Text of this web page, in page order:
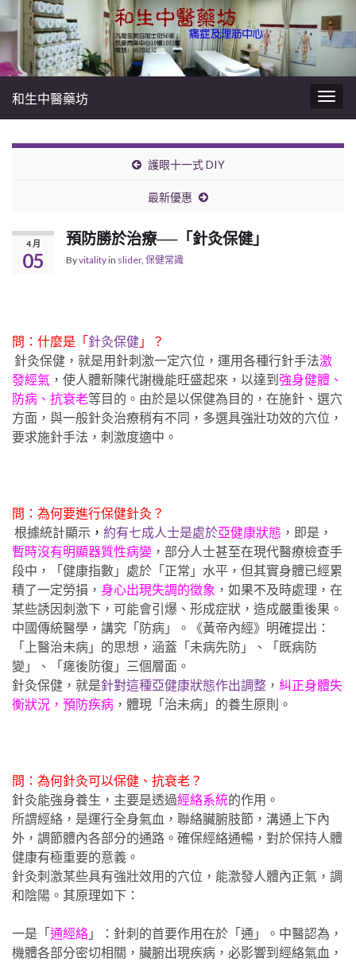
和生中醫藥坊
護眼十一式 DIY
最新優惠
4 月
05
預防勝於治療──「針灸保健」
Byvitalityin slider, 保健常識
問：什麼是「針灸保健 」？
針灸保健，就是用針刺激一定穴位，運用各種行針手法激
發經氣 ，使人體新陳代謝機能旺盛起來，以達到強身健體、
防病、抗衰老等目的。由於是以保健為目的，在施針、選穴
方面，與一般針灸治療稍有不同，多選具強壯功效的穴位，
要求施針手法，刺激度適中。
問：為何要進行保健針灸？
根據統計顯示 ， 約有七成人士是處於亞健康狀態 ，即是，
暫時沒有明顯器質性病變 ，部分人士甚至在現代醫療檢查手
段中，「健康指數」處於「正常」水平，但其實身體已經累
積了一定勞損， 身心出現失調的徵象 ，如果不及時處理，在
某些誘因刺激下，可能會引爆、形成症狀，造成嚴重後果。
中國傳統醫學，講究「防病」。《黃帝內經》明確提出：
「上醫治未病」的思想，涵蓋「未病先防」、「既病防
變」、「瘥後防復」三個層面。
針灸保健，就是針對這種亞健康狀態作出調整 ， 糾正身體失
衡狀況，預防疾病 ，體現「治未病」的養生原則。
問：為何針灸可以保健、抗衰老？
針灸能強身養生，主要是透過經絡系統的作用。
所謂經絡，是運行全身氣血，聯絡臟腑肢節，溝通上下內
外，調節體內各部分的通路。確保經絡通暢，對於保持人體
健康有極重要的意義。
針灸刺激某些具有強壯效用的穴位，能激發人體內正氣，調
和陰陽。其原理如下：
一是「通經絡 」：針刺的首要作用在於「通」。中醫認為，
機體各部分密切相關，臟腑出現疾病，必影響到經絡氣血，